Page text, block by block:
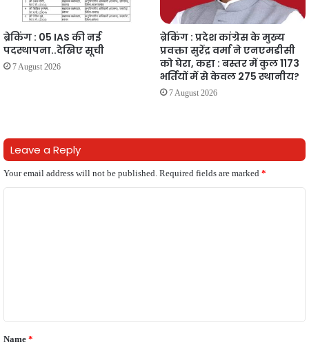
ब्रेकिंग : 05 IAS की नई
पदस्थापना..देखिए सूची
7 August 2026
ब्रेकिंग : प्रदेश कांग्रेस के मुख्य
प्रवक्ता सुरेंद्र वर्मा ने एनएमडीसी
को घेरा, कहा : बस्तर में कुल 1173
भर्तियों में से केवल 275 स्थानीय?
7 August 2026
Leave a Reply
Your email address will not be published. Required fields are marked *
t
*
Name *